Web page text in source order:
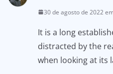
30 de agosto de 2022
It is a long
distracted by the
when looking at its